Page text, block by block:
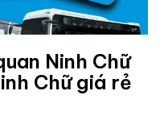
Ninh Chữ
Chữ giá rẻ